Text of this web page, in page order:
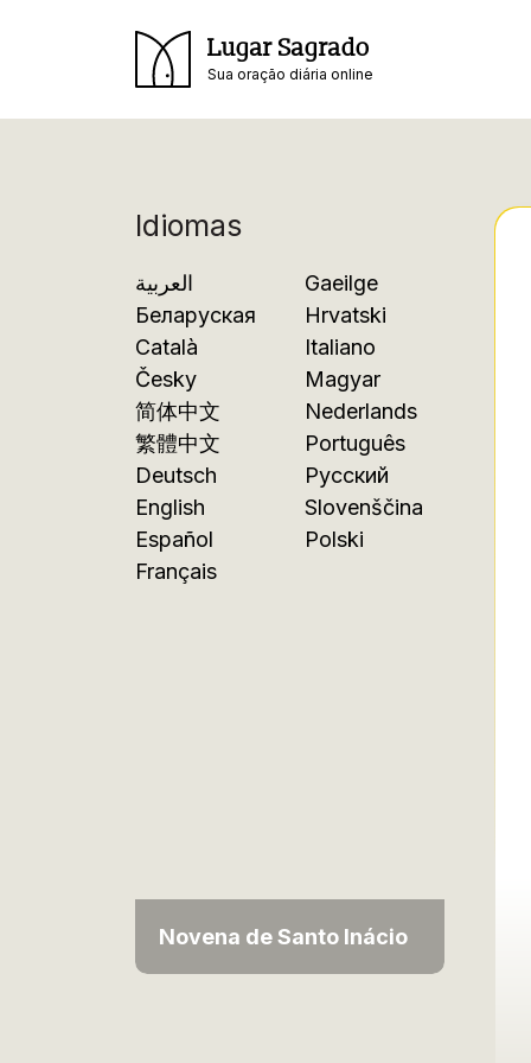
Lugar Sagrado
Sua oração diária online
Idiomas
العربية
Беларуская
Català
Česky
简体中文
繁體中文
Deutsch
English
Español
Français
Gaeilge
Hrvatski
Italiano
Magyar
Nederlands
Português
Русский
Slovenščina
Polski
Novena de Santo Inácio